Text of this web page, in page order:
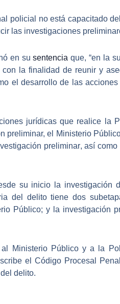
policial no está capacitado
las investigaciones
en susentencia que, “en la
con la finalidad de reunir y
el desarrollo de las
jurídicas que realice la
preliminar, el Ministerio
preliminar, así
su inicio la investigación
del delito tiene dos
Público; y la investigación
Ministerio Público y a la
el Código Procesal
delito.